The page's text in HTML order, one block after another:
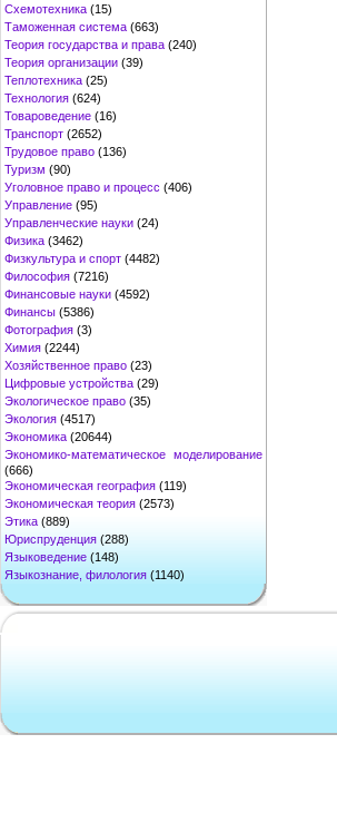
Схемотехника (15)
Таможенная система (663)
Теория государства и права (240)
Теория организации (39)
Теплотехника (25)
Технология (624)
Товароведение (16)
Транспорт (2652)
Трудовое право (136)
Туризм (90)
Уголовное право и процесс (406)
Управление (95)
Управленческие науки (24)
Физика (3462)
Физкультура и спорт (4482)
Философия (7216)
Финансовые науки (4592)
Финансы (5386)
Фотография (3)
Химия (2244)
Хозяйственное право (23)
Цифровые устройства (29)
Экологическое право (35)
Экология (4517)
Экономика (20644)
Экономико-математическое моделирование
(666)
Экономическая география (119)
Экономическая теория (2573)
Этика (889)
Юриспруденция (288)
Языковедение (148)
Языкознание, филология (1140)